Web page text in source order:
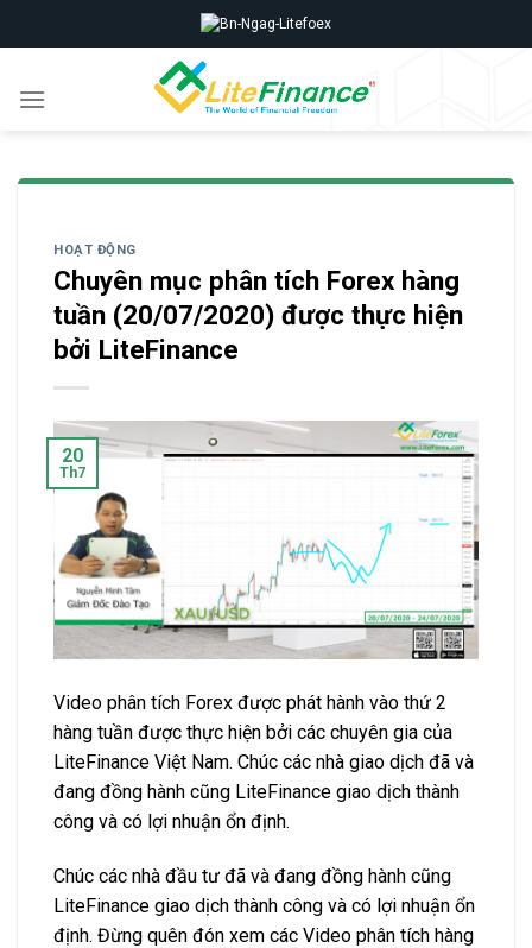
to
HOẠT ĐỘNG
Chuyên mục phân tích Forex hàng
tuần (20/07/2020) được thực hiện
bởi LiteFinance
20
Th7
Video phân tích Forex được phát hành vào thứ 2
hàng tuần được thực hiện bởi các chuyên gia của
LiteFinance Việt Nam. Chúc các nhà giao dịch đã và
đang đồng hành cũng LiteFinance giao dịch thành
công và có lợi nhuận ổn định.
Chúc các nhà đầu tư đã và đang đồng hành cũng
LiteFinance giao dịch thành công và có lợi nhuận ổn
định. Đừng quên đón xem các Video phân tích hàng